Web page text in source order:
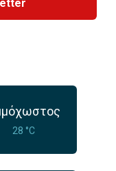
28 °C